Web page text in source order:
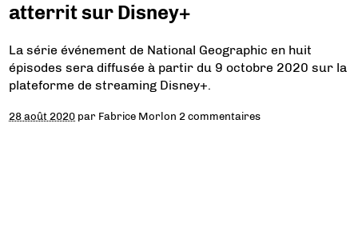
atterrit sur Disney+
La série événement de National Geographic en huit
épisodes sera diffusée à partir du 9 octobre 2020 sur la
plateforme de streaming Disney+.
28 août 2020 par Fabrice Morlon 2 commentaires